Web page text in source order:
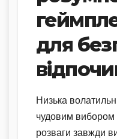
для
Низька
чудовим вибором
розваги завжди